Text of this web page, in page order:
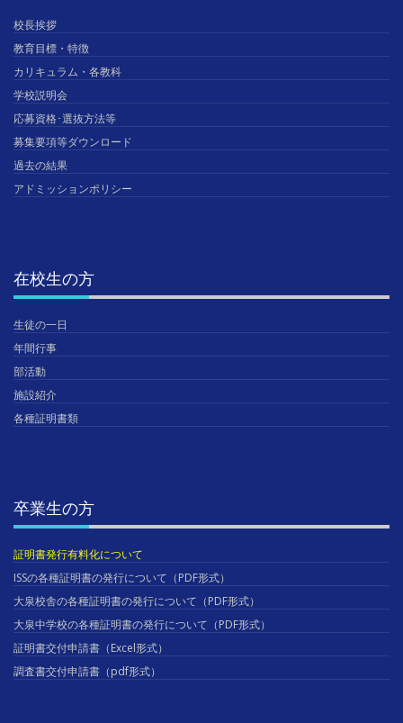
校長挨拶
教育目標・特徴
カリキュラム・各教科
学校説明会
応募資格･選抜方法等
募集要項等ダウンロード
過去の結果
アドミッションポリシー
在校生の方
生徒の一日
年間行事
部活動
施設紹介
各種証明書類
卒業生の方
証明書発行有料化について
ISSの各種証明書の発行について（PDF形式）
大泉校舎の各種証明書の発行について（PDF形式）
大泉中学校の各種証明書の発行について（PDF形式）
証明書交付申請書（Excel形式）
調査書交付申請書（pdf形式）